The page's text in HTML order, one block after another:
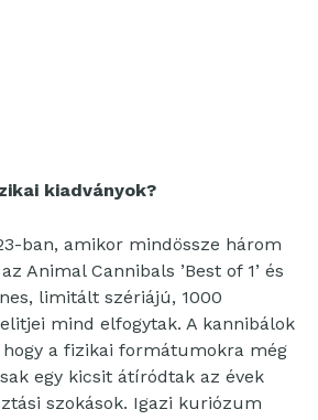
kiadványok?
ban, amikor mindössze három
Animal Cannibals ’Best of 1’ és
limitált szériájú, 1000
mind elfogytak. A kannibálok
a fizikai formátumokra még
egy kicsit átíródtak az évek
szokások. Igazi kuriózum